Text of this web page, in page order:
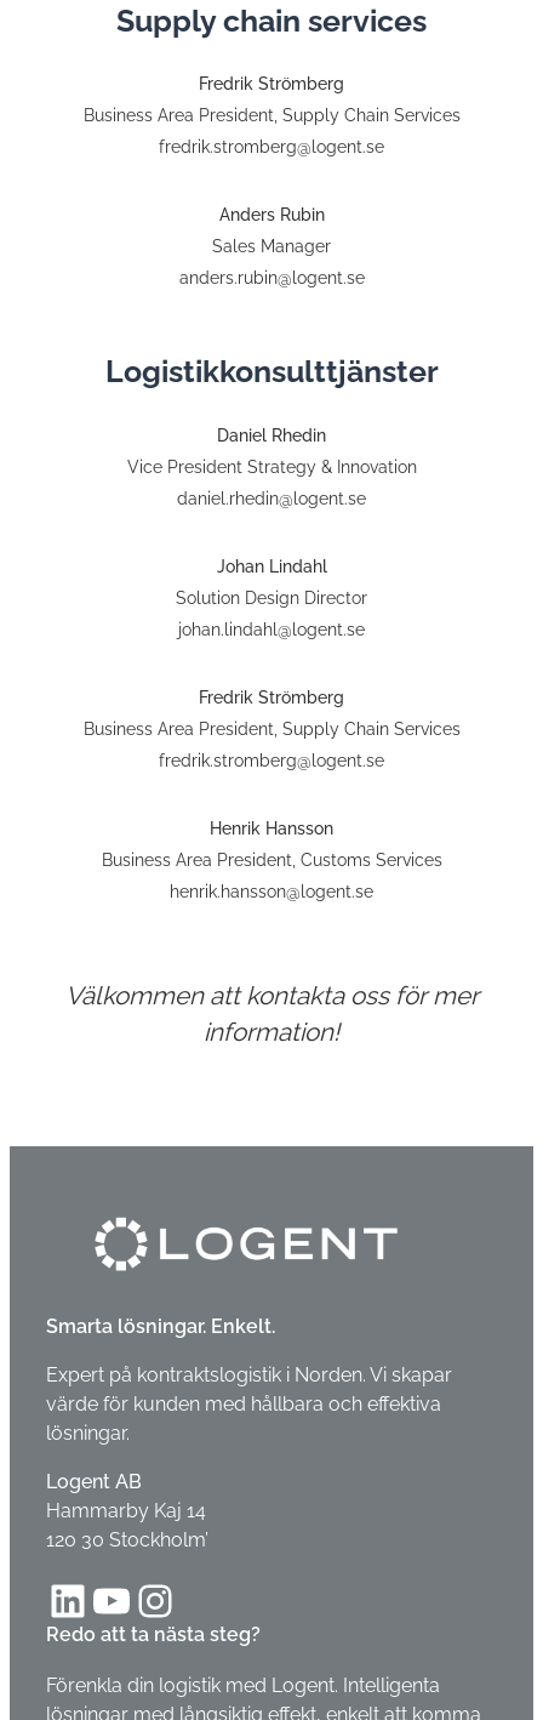
Supply chain services
Fredrik Strömberg
Business Area President, Supply Chain Services
fredrik.stromberg@logent.se
Anders Rubin
Sales Manager
anders.rubin@logent.se
Logistikkonsulttjänster
Daniel Rhedin
Vice President Strategy & Innovation
daniel.rhedin@logent.se
Johan Lindahl
Solution Design Director
johan.lindahl@logent.se
Fredrik Strömberg
Business Area President, Supply Chain Services
fredrik.stromberg@logent.se
Henrik Hansson
Business Area President, Customs Services
henrik.hansson@logent.se
Välkommen att kontakta oss för mer
information!
Smarta lösningar. Enkelt.
Expert på kontraktslogistik i Norden. Vi skapar
värde för kunden med hållbara och effektiva
lösningar.
Logent AB
Hammarby Kaj 14
120 30 Stockholm’
LinkedIn YouTube Instagram
Redo att ta nästa steg?
Förenkla din logistik med Logent. Intelligenta
lösningar med långsiktig effekt, enkelt att komma